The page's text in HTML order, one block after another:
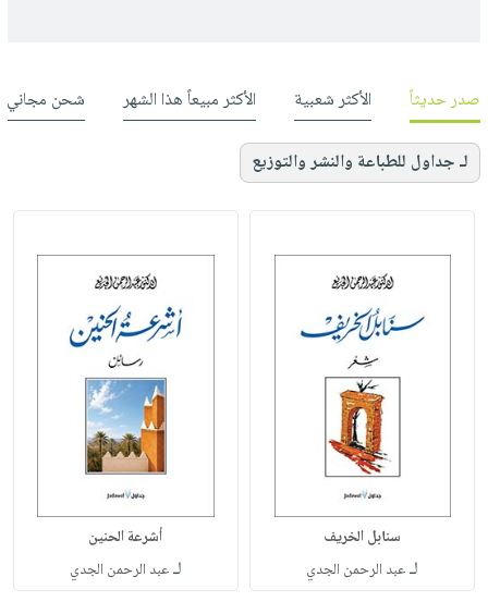
صدر حديثاً الأكثر شعبية الأكثر مبيعاً هذا الشهر شحن مجاني
لـ جداول للطباعة والنشر والتوزيع
سنابل الخريف
لـعبد الرحمن الجدي
أشرعة الحنين
لـعبد الرحمن الجدي